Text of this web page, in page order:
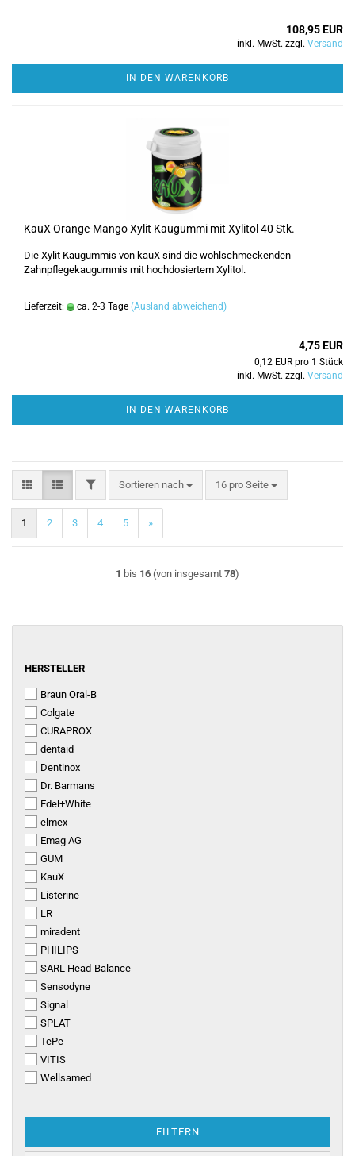
108,95 EUR
inkl. MwSt. zzgl. Versand
IN DEN WARENKORB
KauX Orange-Mango Xylit Kaugummi mit Xylitol 40 Stk.
Die Xylit Kaugummis von kauX sind die wohlschmeckenden
Zahnpflegekaugummis mit hochdosiertem Xylitol.
Lieferzeit: ca. 2-3 Tage (Ausland abweichend)
4,75 EUR
0,12 EUR pro 1 Stück
inkl. MwSt. zzgl. Versand
IN DEN WARENKORB
FILTERSortieren nach
Sortieren nach 16 pro Seite
pro Seite
1 2 3 4 5 »
1 bis 16 (von insgesamt 78)
HERSTELLER
HERSTELLER
Braun Oral-B
Colgate
CURAPROX
dentaid
Dentinox
Dr. Barmans
Edel+White
elmex
Emag AG
GUM
KauX
Listerine
LR
miradent
PHILIPS
SARL Head-Balance
Sensodyne
Signal
SPLAT
TePe
VITIS
Wellsamed
FILTERN